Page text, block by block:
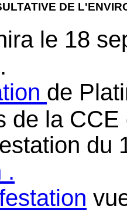
DE
le 18
de
de la
du
.